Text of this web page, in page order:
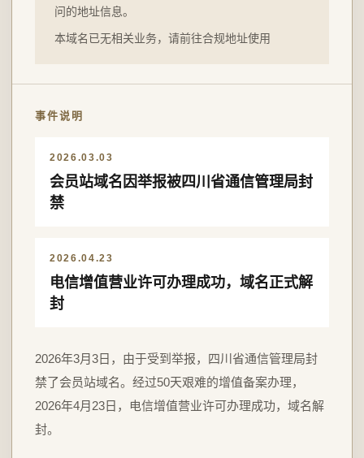
问的地址信息。
本域名已无相关业务，请前往合规地址使用
事件说明
2026.03.03
会员站域名因举报被四川省通信管理局封
禁
2026.04.23
电信增值营业许可办理成功，域名正式解
封
2026年3月3日，由于受到举报，四川省通信管理局封
禁了会员站域名。经过50天艰难的增值备案办理，
2026年4月23日，电信增值营业许可办理成功，域名解
封。